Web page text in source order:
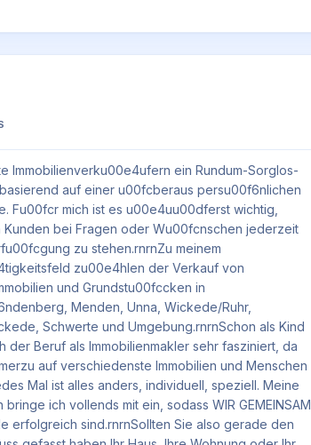
Immobilienverku00e4ufern ein Rundum-Sorglos-
auf einer u00fcberaus persu00f6nlichen
Fu00fcr mich ist es u00e4uu00dferst wichtig,
Kunden bei Fragen oder Wu00fcnschen jederzeit
zu stehen.rnrnZu meinem
zu00e4hlen der Verkauf von
und Grundstu00fccken in
Menden, Unna, Wickede/Ruhr,
Schwerte und Umgebung.rnrnSchon als Kind
der Beruf als Immobilienmakler sehr fasziniert, da
auf verschiedenste Immobilien und Menschen
Mal ist alles anders, individuell, speziell. Meine
bringe ich vollends mit ein, sodass WIR GEMEINSAM
erfolgreich sind.rnrnSollten Sie also gerade den